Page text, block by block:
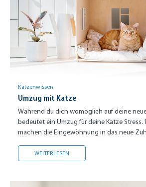
Katzenwissen
Umzug mit Katze
Während du dich womöglich auf deine
bedeutet ein Umzug für deine Katze Stress.
machen die Eingewöhnung in das neue
WEITERLESEN